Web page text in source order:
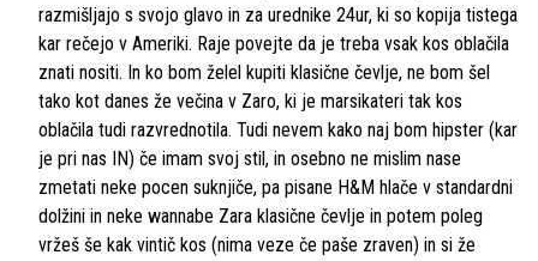
razmišljajo s svojo glavo in za urednike 24ur, ki so kopija tistega
kar rečejo v Ameriki. Raje povejte da je treba vsak kos oblačila
znati nositi. In ko bom želel kupiti klasične čevlje, ne bom šel
tako kot danes že večina v Zaro, ki je marsikateri tak kos
oblačila tudi razvrednotila. Tudi nevem kako naj bom hipster (kar
je pri nas IN) če imam svoj stil, in osebno ne mislim nase
zmetati neke pocen suknjiče, pa pisane H&M hlače v standardni
dolžini in neke wannabe Zara klasične čevlje in potem poleg
vržeš še kak vintič kos (nima veze če paše zraven) in si že